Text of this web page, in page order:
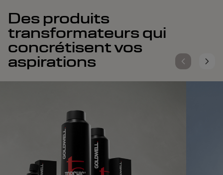
Des produits
transformateurs qui
concrétisent vos
aspirations